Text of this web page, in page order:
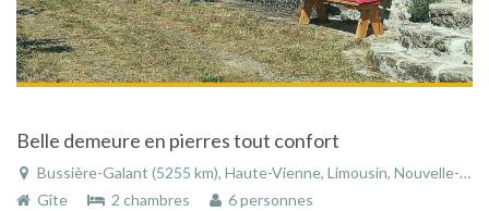
Belle demeure en pierres tout confort
Bussière-Galant (5255 km), Haute-Vienne, Limousin, Nouvelle-Aquitaine, France
Gîte
2 chambres 6 personnes